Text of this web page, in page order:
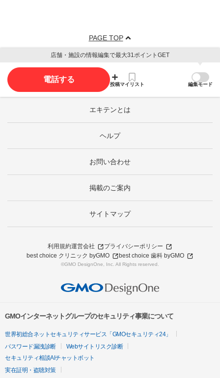
PAGE TOP
店舗・施設の情報編集で最大31ポイントGET
電話する
投稿マイリスト 編集モード
エキテンとは
ヘルプ
お問い合わせ
掲載のご案内
サイトマップ
利用規約運営会社
プライバシーポリシー
best choice クリニック byGMO
best choice 歯科 byGMO
©GMO DesignOne, Inc. All Rights reserved.
GMOインターネットグループのセキュリティ事業について
世界初総合ネットセキュリティサービス「GMOセキュリティ24」
パスワード漏洩診断
Webサイトリスク診断
セキュリティ相談AIチャットボット
実在証明・盗聴対策